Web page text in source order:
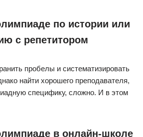
по истории или
с репетитором
пробелы и систематизировать
найти хорошего преподавателя,
специфику, сложно. И в этом
в онлайн-школе